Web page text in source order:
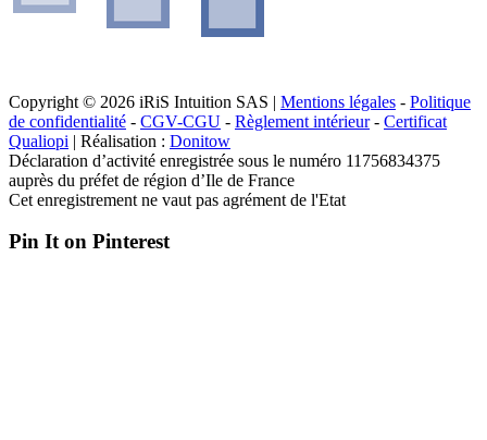
Copyright © 2026 iRiS Intuition SAS | Mentions légales - Politique
de confidentialité - CGV-CGU - Règlement intérieur- Certificat
Qualiopi | Réalisation : Donitow
Déclaration d’activité enregistrée sous le numéro 11756834375
auprès du préfet de région d’Ile de France
Cet enregistrement ne vaut pas agrément de l'Etat
Pin It on Pinterest